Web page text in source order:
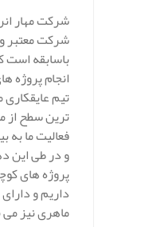
شرکت مهار
شرکت معتبر
باسابقه است
انجام پروژه
تیم
ترین سطح از
و در طی این
پروژه های
داریم و
ماهری نیز